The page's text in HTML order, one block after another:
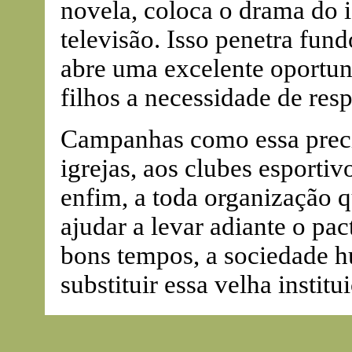
novela, coloca o drama do
televisão. Isso penetra
abre uma excelente
filhos a necessidade de
Campanhas como essa
igrejas, aos clubes
enfim, a toda organização
ajudar a levar adiante o
bons tempos, a sociedade
substituir essa velha